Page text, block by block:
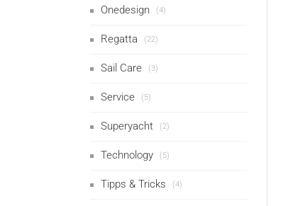
Onedesign (4)
Regatta (22)
Sail Care (3)
Service (5)
Superyacht (2)
Technology (5)
Tipps & Tricks (4)